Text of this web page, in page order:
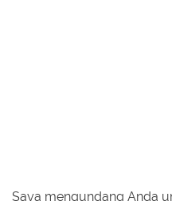
Saya mengundang Anda